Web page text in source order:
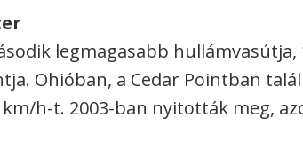
legmagasabb hullámvasútja,
Ohióban, a Cedar Pointban
km/h-t. 2003-ban nyitották meg,